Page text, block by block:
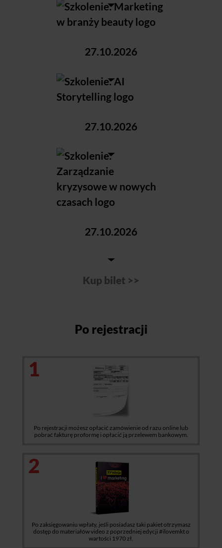
Po rejestracji
1
Po rejestracji możesz opłacić zamówienie od razu online lub
pobrać fakturę proformę i opłacić ją przelewem bankowym.
2
Po zaksięgowaniu wpłaty, jeśli posiadasz taki pakiet otrzymasz
dostęp do materiałów video z poprzedniej edycji #ilovemkt o
wartości 1970 zł.